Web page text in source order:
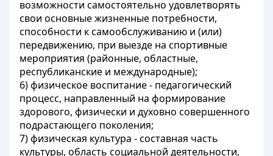
возможности самостоятельно удовлетворять
свои основные жизненные потребности,
способности к самообслуживанию и (или)
передвижению, при выезде на спортивные
мероприятия (районные, областные,
республиканские и международные);
6) физическое воспитание - педагогический
процесс, направленный на формирование
здорового, физически и духовно совершенного
подрастающего поколения;
7) физическая культура - составная часть
культуры, область социальной деятельности,